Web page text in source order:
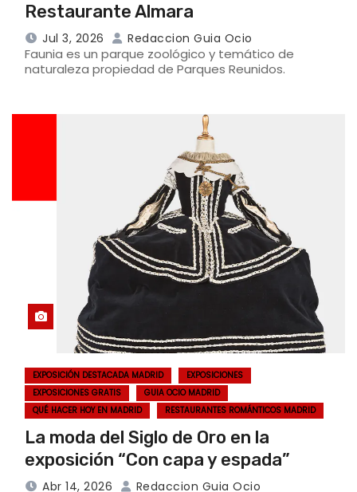
Restaurante Almara
Jul 3, 2026 Redaccion Guia Ocio
Faunia es un parque zoológico y temático de
naturaleza propiedad de Parques Reunidos.
EXPOSICIÓN DESTACADA MADRID
EXPOSICIONES
EXPOSICIONES GRATIS
GUIA OCIO MADRID
QUÉ HACER HOY EN MADRID
RESTAURANTES ROMÁNTICOS MADRID
La moda del Siglo de Oro en la
exposición “Con capa y espada”
Abr 14, 2026 Redaccion Guia Ocio